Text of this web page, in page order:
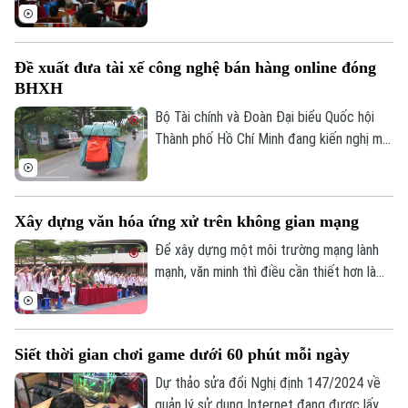
Di tích
Dinh dưỡng
Tư vấn sức khỏe
Bóng đá
Quần vợt
Golf
Giải trí
Sao
Điện ảnh
Âm nhạc
Đã phát sóng
nhân và gia đình nạn nhân nhiễm chất độc
Đề xuất đưa tài xế công nghệ bán hàng online đóng
BHXH
Bộ Tài chính và Đoàn Đại biểu Quốc hội
Thành phố Hồ Chí Minh đang kiến nghị mở
nghệ, người giao hàng hay người bán hàng
online trên các sàn thương mại điện tử.
Xây dựng văn hóa ứng xử trên không gian mạng
Để xây dựng một môi trường mạng lành
mạnh, văn minh thì điều cần thiết hơn là
hợp pháp của người khác. Vậy làm thế nào
để những nguyên tắc ấy trở thành thói
quen trong đời sống số, đặc biệt đối với
Siết thời gian chơi game dưới 60 phút mỗi ngày
Dự thảo sửa đổi Nghị định 147/2024 về